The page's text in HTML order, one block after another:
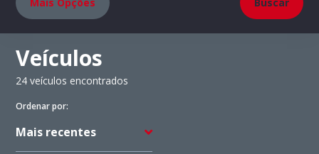
Modelo
Preço Máximo
Veículos
24 veículos encontrados
Ordenar por: